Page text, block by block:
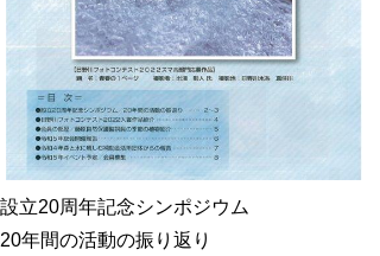
設立20周年記念シンポジウム
20年間の活動の振り返り